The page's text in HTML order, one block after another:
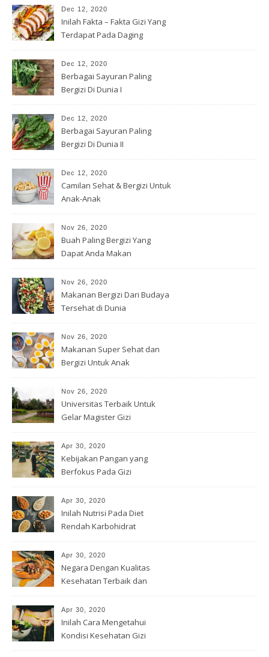
Dec 12, 2020
Inilah Fakta – Fakta Gizi Yang
Terdapat Pada Daging
Dec 12, 2020
Berbagai Sayuran Paling
Bergizi Di Dunia I
Dec 12, 2020
Berbagai Sayuran Paling
Bergizi Di Dunia II
Dec 12, 2020
Camilan Sehat & Bergizi Untuk
Anak-Anak
Nov 26, 2020
Buah Paling Bergizi Yang
Dapat Anda Makan
Nov 26, 2020
Makanan Bergizi Dari Budaya
Tersehat di Dunia
Nov 26, 2020
Makanan Super Sehat dan
Bergizi Untuk Anak
Nov 26, 2020
Universitas Terbaik Untuk
Gelar Magister Gizi
Apr 30, 2020
Kebijakan Pangan yang
Berfokus Pada Gizi
Apr 30, 2020
Inilah Nutrisi Pada Diet
Rendah Karbohidrat
Apr 30, 2020
Negara Dengan Kualitas
Kesehatan Terbaik dan
Apr 30, 2020
Inilah Cara Mengetahui
Kondisi Kesehatan Gizi